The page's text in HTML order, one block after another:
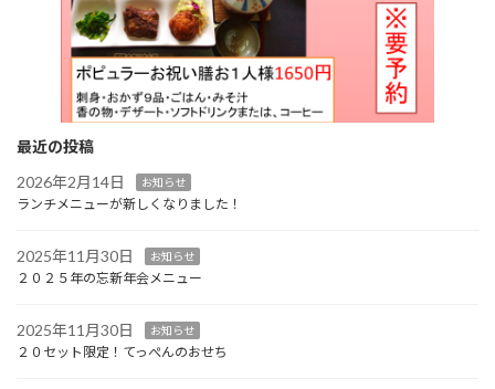
最近の投稿
2026年2月14日
お知らせ
ランチメニューが新しくなりました！
2025年11月30日 お知らせ
２０２５年の忘新年会メニュー
2025年11月30日 お知らせ
２０セット限定！てっぺんのおせち